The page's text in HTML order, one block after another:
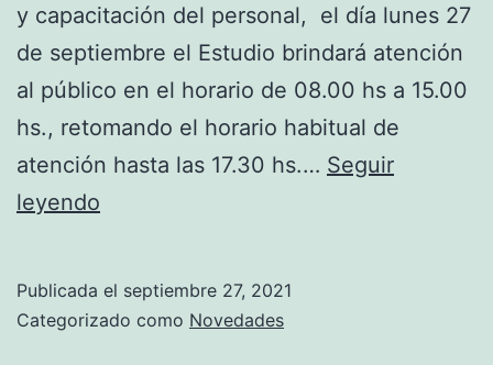
y capacitación del personal, el día lunes 27
de septiembre el Estudio brindará atención
al público en el horario de 08.00 hs a 15.00
hs., retomando el horario habitual de
atención hasta las 17.30 hs.… Seguir
leyendo
de
Publicada el septiembre 27, 2021
Categorizado como Novedades